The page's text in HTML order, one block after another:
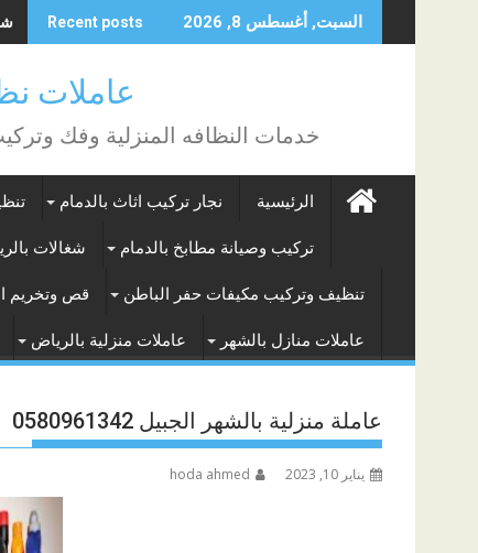
to
السبت, أغسطس 8, 2026 Recent posts
عاملات نظافة
خدمات النظافه المنزلية وفك
الرئيسية نجار تركيب اثاث بالدمام
تركيب وصيانة مطابخ بالدمام شغالات
تنظيف وتركيب مكيفات حفر الباطن قص وتخريم
عاملات منازل بالشهر عاملات منزلية بالرياض
عاملة منزلية بالشهر الجبيل 0580961342
يناير 10, 2023 hoda ahmed